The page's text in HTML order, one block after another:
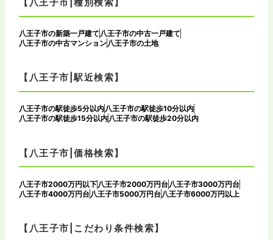
八王子市の新築一戸建て 八王子市の中古一戸建て
八王子市の中古マンション 八王子市の土地
【八王子市|駅近検索】
八王子市の駅徒歩5分以内八王子市の駅徒歩10分以内
八王子市の駅徒歩15分以内八王子市の駅徒歩20分以内
【八王子市|価格検索】
八王子市2000万円以下 八王子市2000万円台 八王子市3000万円台
八王子市4000万円台 八王子市5000万円台 八王子市6000万円以上
【八王子市|こだわり条件検索】